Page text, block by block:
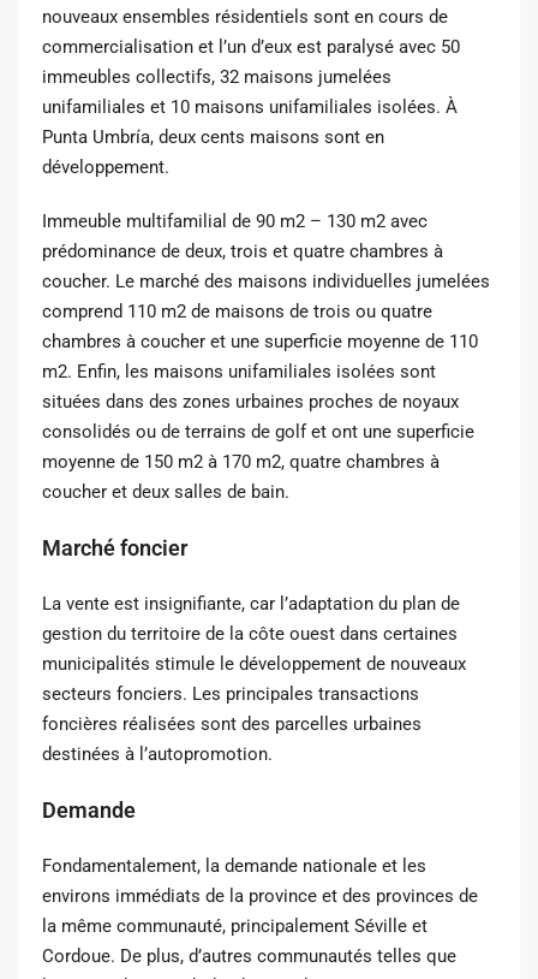
nouveaux ensembles résidentiels sont en cours de
commercialisation et l’un d’eux est paralysé avec 50
immeubles collectifs, 32 maisons jumelées
unifamiliales et 10 maisons unifamiliales isolées. À
Punta Umbría, deux cents maisons sont en
développement.
Immeuble multifamilial de 90 m2 – 130 m2 avec
prédominance de deux, trois et quatre chambres à
coucher. Le marché des maisons individuelles jumelées
comprend 110 m2 de maisons de trois ou quatre
chambres à coucher et une superficie moyenne de 110
m2. Enfin, les maisons unifamiliales isolées sont
situées dans des zones urbaines proches de noyaux
consolidés ou de terrains de golf et ont une superficie
moyenne de 150 m2 à 170 m2, quatre chambres à
coucher et deux salles de bain.
Marché foncier
La vente est insignifiante, car l’adaptation du plan de
gestion du territoire de la côte ouest dans certaines
municipalités stimule le développement de nouveaux
secteurs fonciers. Les principales transactions
foncières réalisées sont des parcelles urbaines
destinées à l’autopromotion.
Demande
Fondamentalement, la demande nationale et les
environs immédiats de la province et des provinces de
la même communauté, principalement Séville et
Cordoue. De plus, d’autres communautés telles que